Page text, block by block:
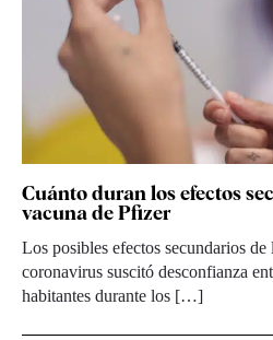
Cuánto duran los efectos
vacuna de Pfizer
Los posibles efectos secundarios de
coronavirus suscitó desconfianza
habitantes durante los […]